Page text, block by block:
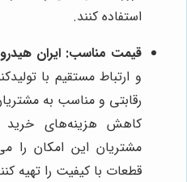
استفاده کنند.
قیمت مناسب: ایران
و ارتباط مستقیم با
رقابتی و مناسب به
کاهش هزینه‌های
مشتریان این امکان را
قطعات با کیفیت را تهیه